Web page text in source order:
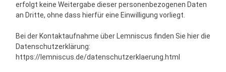
erfolgt keine Weitergabe dieser personenbezogenen Daten
an Dritte, ohne dass hierfür eine Einwilligung vorliegt.
Bei der Kontaktaufnahme über Lemniscus finden Sie hier die
Datenschutzerklärung:
https://lemniscus.de/datenschutzerklaerung.html